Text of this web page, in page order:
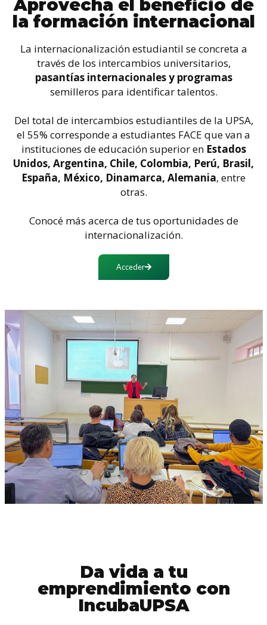
Aprovechá el beneficio de
la formación internacional
La internacionalización estudiantil se concreta a
través de los intercambios universitarios,
pasantías internacionales y programas
semilleros para identificar talentos.
Del total de intercambios estudiantiles de la UPSA,
el 55% corresponde a estudiantes FACE que van a
instituciones de educación superior en Estados
Unidos, Argentina, Chile, Colombia, Perú, Brasil,
España, México, Dinamarca, Alemania, entre
otras.
Conocé más acerca de tus oportunidades de
internacionalización.
Acceder
Da vida a tu
emprendimiento con
IncubaUPSA